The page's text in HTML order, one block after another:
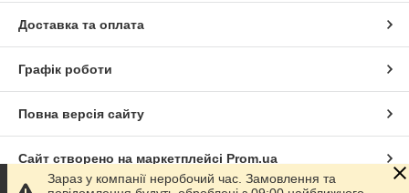
Доставка та оплата
Графік роботи
Повна версія сайту
Сайт створено на маркетплейсі Prom.ua
Зараз у компанії неробочий час. Замовлення та